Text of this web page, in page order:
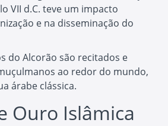
VII d.C. teve um impacto
e na disseminação do
do Alcorão são recitados e
ao redor do mundo,
árabe clássica.
Ouro Islâmica